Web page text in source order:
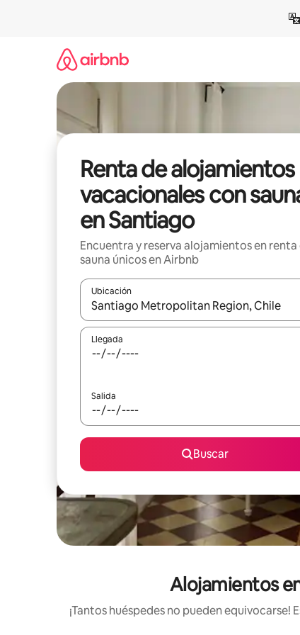
Renta de alojamientos
vacacionales con
en Santiago
Encuentra y reserva alojamientos en
sauna únicos en Airbnb
Ubicación
Cuando los resultados estén disponibles,
Llegada
Salida
Buscar
Alojamientos
¡Tantos huéspedes no pueden